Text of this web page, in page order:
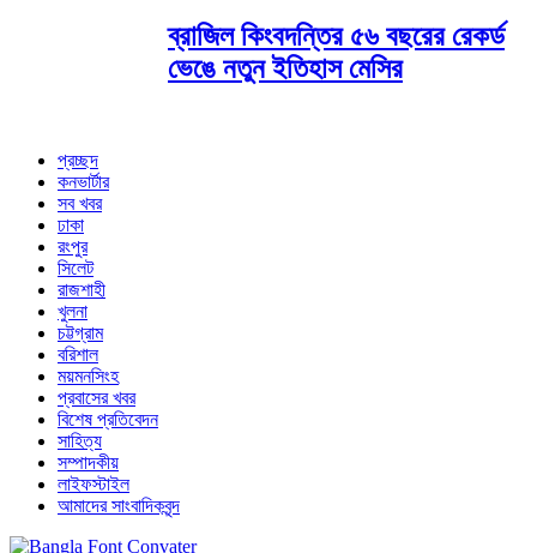
ব্রাজিল কিংবদন্তির ৫৬ বছরের রেকর্ড
ভেঙে নতুন ইতিহাস মেসির
প্রচ্ছদ
কনভার্টার
সব খবর
ঢাকা
রংপুর
সিলেট
রাজশাহী
খুলনা
চট্টগ্রাম
বরিশাল
ময়মনসিংহ
প্রবাসের খবর
বিশেষ প্রতিবেদন
সাহিত্য
সম্পাদকীয়
লাইফস্টাইল
আমাদের সাংবাদিকবৃন্দ